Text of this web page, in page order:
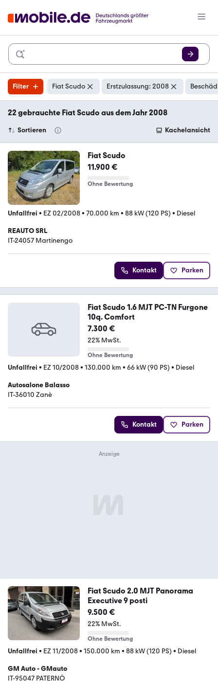
Filter Fiat Scudo Erstzulassung: 2008
22 gebrauchte Fiat Scudo aus dem Jahr 2008
Sortieren Kachelansicht
Fiat Scudo
11.900 €
Ohne Bewertung
Unfallfrei • EZ 02/2008• 70.000 km • 88 kW (120 PS) • Diesel
REAUTO SRL
IT-24057 Martinengo
Kontakt Parken
Fiat Scudo 1.6 MJT PC-TN Furgone
10q. Comfort
7.300 €
22% MwSt.
Ohne Bewertung
Unfallfrei • EZ 10/2008• 130.000 km • 66 kW (90 PS) • Diesel
Autosalone Balasso
IT-36010 Zanè
Kontakt Parken
Fiat Scudo 2.0 MJT Panorama
Executive 9 posti
9.500 €
22% MwSt.
Ohne Bewertung
Unfallfrei • EZ 11/2008• 150.000 km • 88 kW (120 PS) • Diesel
GM Auto - GMauto
IT-95047 PATERNÒ